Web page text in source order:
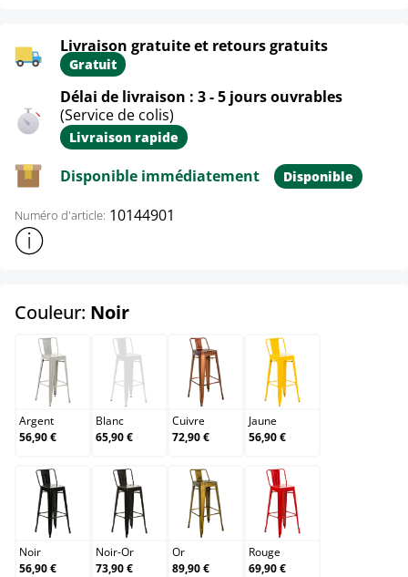
Livraison gratuite et retours gratuits
Gratuit
Délai de livraison : 3 - 5 jours ouvrables
(Service de colis)
Livraison rapide
Disponible immédiatement Disponible
Numéro d'article: 10144901
Afficher plus d'informations sur le produit
Couleur: Noirselect
Argent
Argent
56,90 €
Blanc
Blanc
65,90 €
Cuivre
Cuivre
72,90 €
Jaune
Jaune
56,90 €
Noir
Noir
56,90 €
Noir-Or
Noir-Or
73,90 €
Or
Or
89,90 €
Rouge
Rouge
69,90 €